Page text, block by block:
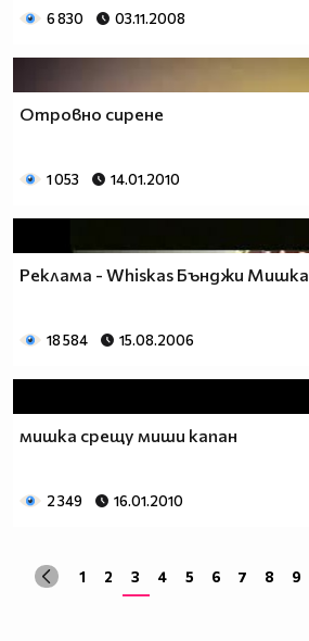
6 830 03.11.2008
Отровно сирене
1 053 14.01.2010
Реклама - Whiskas Бънджи Мишка
18 584 15.08.2006
мишка срещу миши капан
2 349 16.01.2010
1 2 3 4 5 6 7 8 9